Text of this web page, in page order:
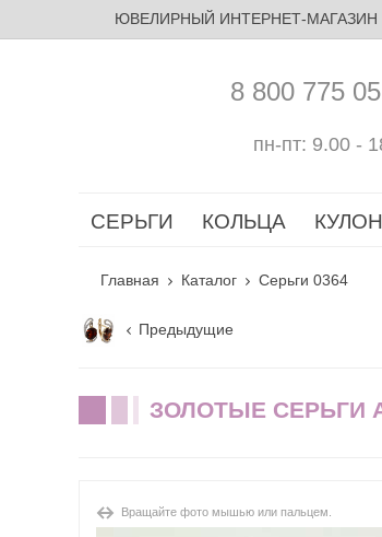
ЮВЕЛИРНЫЙ ИНТЕРНЕТ-МАГАЗИН
8 800 775
пн-пт: 9.00 -
СЕРЬГИ КОЛЬЦА
Главная Каталог Серьги 0364
Предыдущие
ЗОЛОТЫЕ СЕРЬГИ
Вращайте фото мышью или пальцем.